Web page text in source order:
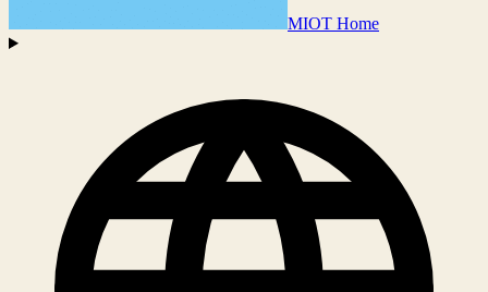
MIOT Home